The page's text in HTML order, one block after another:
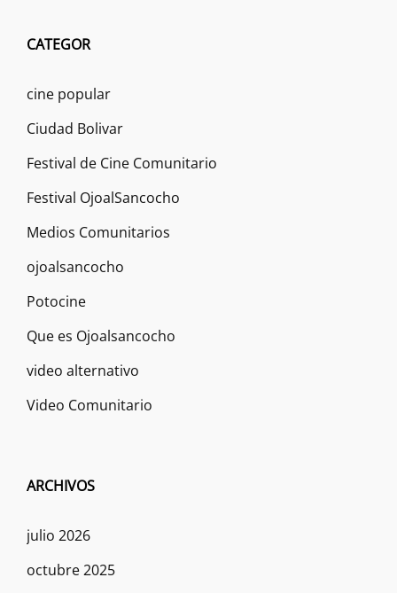
CATEGOR
cine popular
Ciudad Bolivar
Festival de Cine Comunitario
Festival OjoalSancocho
Medios Comunitarios
ojoalsancocho
Potocine
Que es Ojoalsancocho
video alternativo
Video Comunitario
ARCHIVOS
julio 2026
octubre 2025